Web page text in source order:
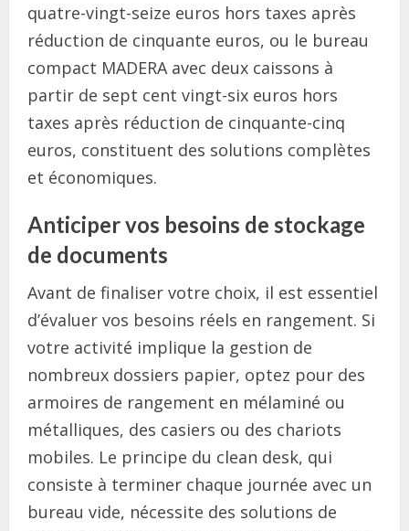
quatre-vingt-seize euros hors taxes après
réduction de cinquante euros, ou le bureau
compact MADERA avec deux caissons à
partir de sept cent vingt-six euros hors
taxes après réduction de cinquante-cinq
euros, constituent des solutions complètes
et économiques.
Anticiper vos besoins de stockage
de documents
Avant de finaliser votre choix, il est essentiel
d’évaluer vos besoins réels en rangement. Si
votre activité implique la gestion de
nombreux dossiers papier, optez pour des
armoires de rangement en mélaminé ou
métalliques, des casiers ou des chariots
mobiles. Le principe du clean desk, qui
consiste à terminer chaque journée avec un
bureau vide, nécessite des solutions de